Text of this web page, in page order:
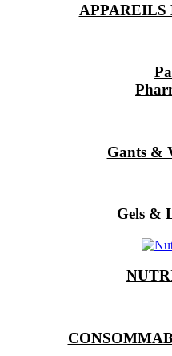
APPAREILS
Gants &
Gels &